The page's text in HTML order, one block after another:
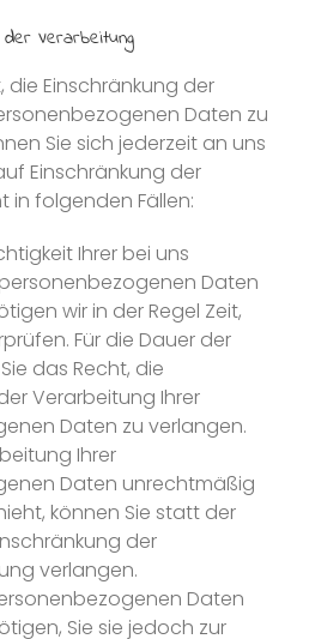
Verarbeitung
die Einschränkung der
Daten zu
Sie sich jederzeit an uns
Einschränkung der
in folgenden Fällen:
Ihrer bei uns
Daten
wir in der Regel Zeit,
Für die Dauer der
das Recht, die
Verarbeitung Ihrer
Daten zu verlangen.
Ihrer
Daten unrechtmäßig
können Sie statt der
der
verlangen.
Daten
Sie sie jedoch zur